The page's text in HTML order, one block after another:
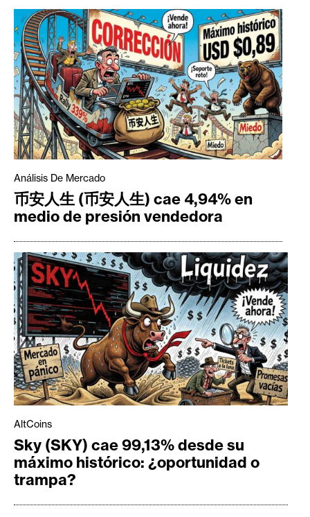
Análisis De Mercado
币安人生 (币安人生) cae 4,94% en
medio de presión vendedora
AltCoins
Sky (SKY) cae 99,13% desde su
máximo histórico: ¿oportunidad o
trampa?